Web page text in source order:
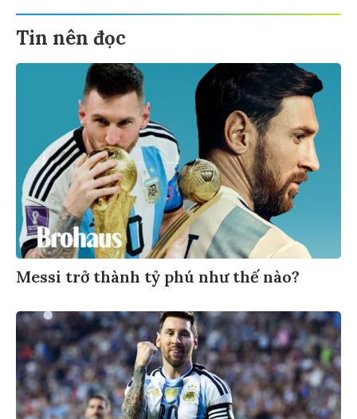
Tin nên đọc
Messi trở thành tỷ phú như thế nào?